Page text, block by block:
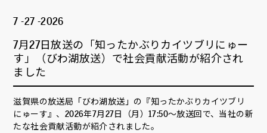
7 -27 -2026
7月27日放送の「知ったかぶりカイツブリにゅー
す」（びわ湖放送）で社会貢献活動が紹介され
ました
滋賀県の放送局「びわ湖放送」の『知ったかぶりカイツブリ
にゅーす』、2026年7月27日（月）17:50～放送回で、当社の新
たな社会貢献活動が紹介されました。